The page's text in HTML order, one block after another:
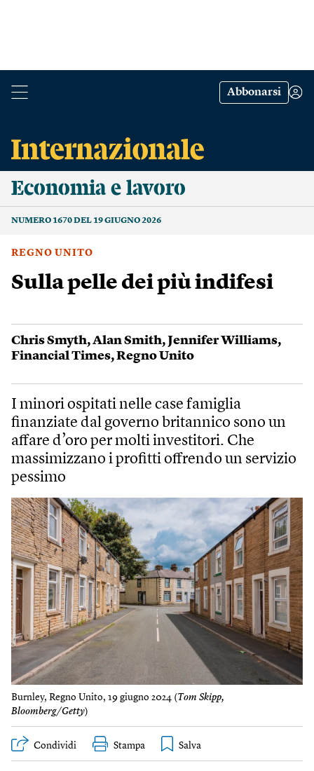
Abbonarsi
Economia e lavoro
NUMERO 1670 DEL 19 GIUGNO 2026
REGNO UNITO
Sulla pelle dei più indifesi
Chris Smyth,Alan Smith,Jennifer Williams,
Financial Times,Regno Unito
I minori ospitati nelle case famiglia
finanziate dal governo britannico sono un
affare d’oro per molti investitori. Che
massimizzano i profitti offrendo un servizio
pessimo
Burnley, Regno Unito, 19 giugno 2024 (Tom Skipp,
Bloomberg/Getty)
Condividi Stampa